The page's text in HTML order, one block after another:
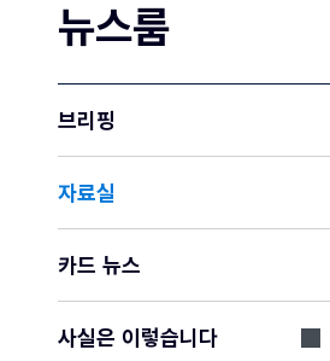
뉴스룸
브리핑
자료실
카드 뉴스
사실은 이렇습니다